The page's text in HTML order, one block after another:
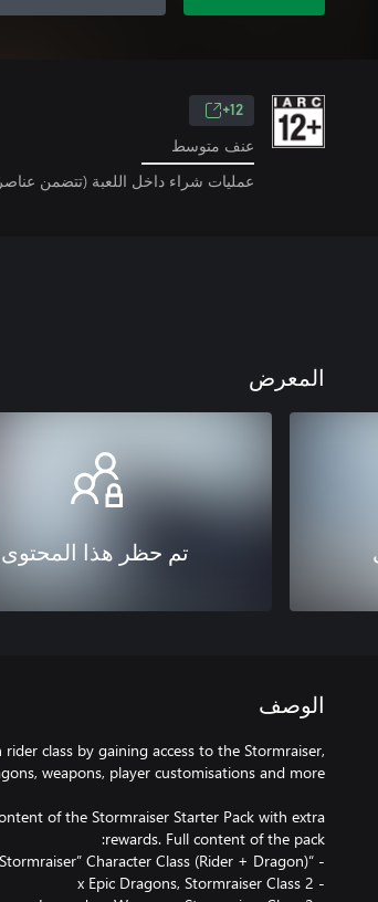
12+
عنف متوسط
عمليات شراء داخل اللعبة (تتضمن
المعرض
تم حظر هذا المحتوى
الوصف
class by gaining access to the Stormraiser,
of the Stormraiser Starter Pack with extra